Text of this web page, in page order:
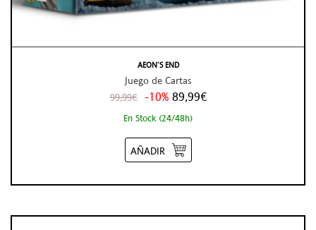
AEON’S END
Juego de Cartas
99,99€ -10% 89,99€
En Stock (24/48h)
AÑADIR